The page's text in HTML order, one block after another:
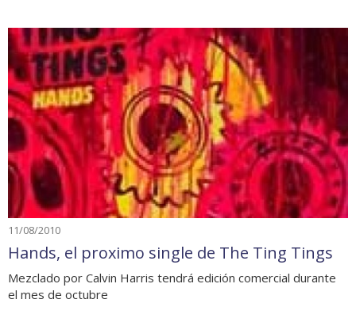
11/08/2010
Hands, el proximo single de The Ting Tings
Mezclado por Calvin Harris tendrá edición comercial durante
el mes de octubre